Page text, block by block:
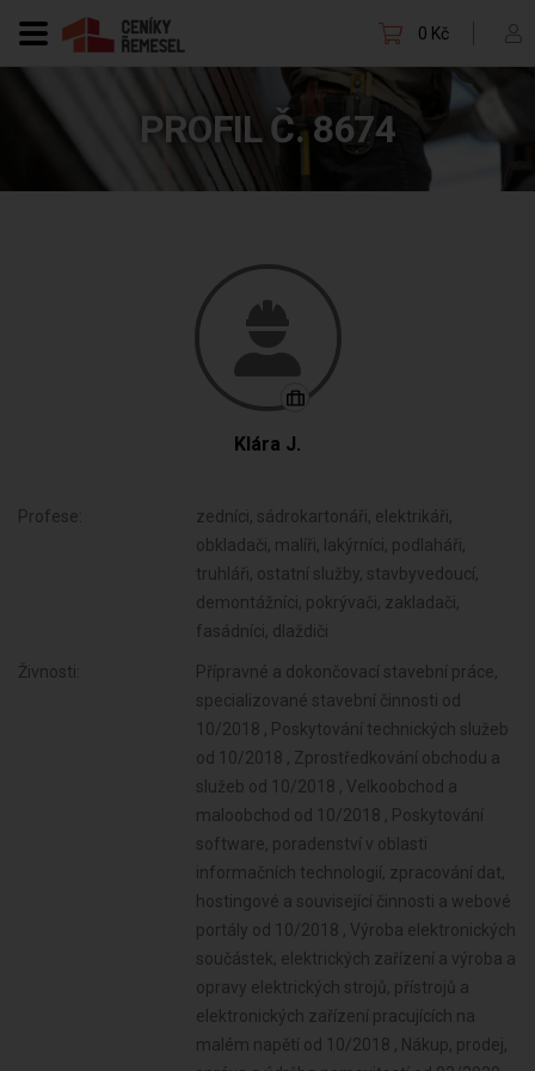
0 Kč
PROFIL Č. 8674
Klára J.
Profese:
zedníci, sádrokartonáři, elektrikáři,
obkladači, malíři, lakýrníci, podlaháři,
truhláři, ostatní služby, stavbyvedoucí,
demontážníci, pokrývači, zakladači,
fasádníci, dlaždiči
Živnosti:
Přípravné a dokončovací stavební práce,
specializované stavební činnosti od
10/2018 , Poskytování technických služeb
od 10/2018 , Zprostředkování obchodu a
služeb od 10/2018 , Velkoobchod a
maloobchod od 10/2018 , Poskytování
software, poradenství v oblasti
informačních technologií, zpracování dat,
hostingové a související činnosti a webové
portály od 10/2018 , Výroba elektronických
součástek, elektrických zařízení a výroba a
opravy elektrických strojů, přístrojů a
elektronických zařízení pracujících na
malém napětí od 10/2018 , Nákup, prodej,